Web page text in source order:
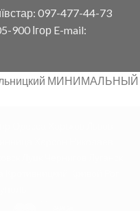
097-477-44-73
900 Ігор E-mail:
МИНИМАЛЬНЫЙ